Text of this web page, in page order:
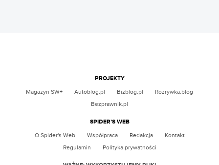
PROJEKTY
Magazyn SW+ Autoblog.pl Bizblog.pl
Rozrywka.blog
Bezprawnik.pl
SPIDER’S WEB
O Spider's Web Współpraca Redakcja
Kontakt
Regulamin
Polityka prywatności